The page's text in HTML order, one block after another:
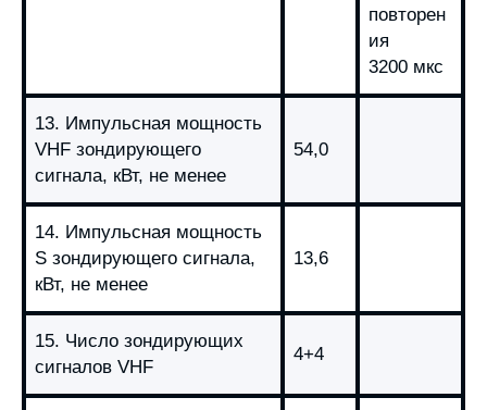
повторен
ия
3200 мкс
13. Импульсная мощность
VHF зондирующего
сигнала, кВт, не менее
54,0
14. Импульсная мощность
S зондирующего сигнала,
кВт, не менее
13,6
15. Число зондирующих
сигналов VHF
4+4